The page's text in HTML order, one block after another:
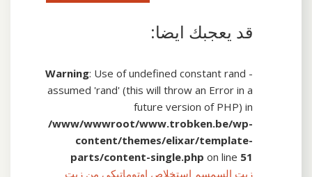
قد يعجبك ايضا:
Warning: Use of undefined constant rand -
assumed 'rand' (this will throw an Error in a
future version of PHP) in
/www/wwwroot/www.trobken.be/wp-
content/themes/elixar/template-
parts/content-single.php on line 51
زيت السمسم استخلاص اوتوماتيكي من زيت